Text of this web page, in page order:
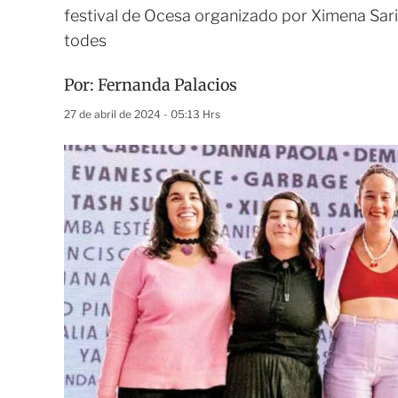
festival de Ocesa organizado por Ximena
todes
Por: Fernanda Palacios
27 de abril de 2024 - 05:13 Hrs